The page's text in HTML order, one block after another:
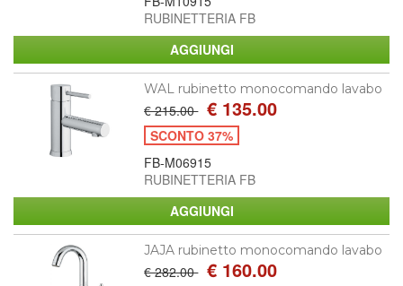
RUBINETTERIA FB
WAL rubinetto monocomando lavabo
€ 215.00 € 135.00
SCONTO 37%
FB-M06915
RUBINETTERIA FB
JAJA rubinetto monocomando lavabo
€ 282.00 € 160.00